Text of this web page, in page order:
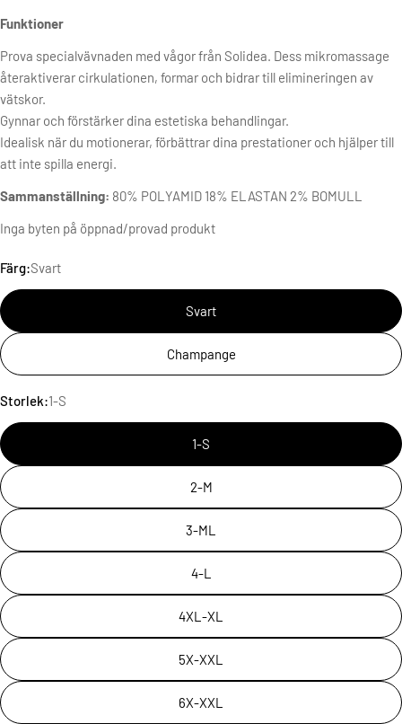
Funktioner
Prova specialvävnaden med vågor från Solidea. Dess mikromassage
återaktiverar cirkulationen, formar och bidrar till elimineringen av
vätskor.
Gynnar och förstärker dina estetiska behandlingar.
Idealisk när du motionerar, förbättrar dina prestationer och hjälper till
att inte spilla energi.
Sammanställning: 80% POLYAMID 18% ELASTAN 2% BOMULL
Inga byten på öppnad/provad produkt
Färg:Svart
Svart
Champange
Storlek:1-S
1-S
2-M
3-ML
4-L
4XL-XL
5X-XXL
6X-XXL